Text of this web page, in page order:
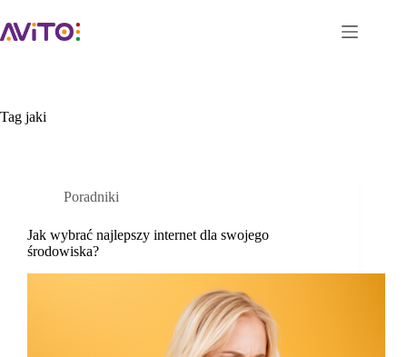
do
treści
Projekty dofinansowane
Tag jaki
Poradniki
Jak wybrać najlepszy internet dla swojego
środowiska?